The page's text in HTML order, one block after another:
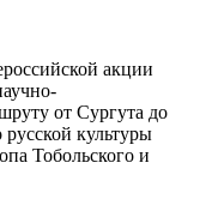
акции
от Сургута до
культуры
Тобольского и